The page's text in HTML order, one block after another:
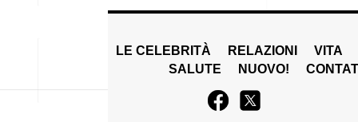
LE CELEBRITÀ RELAZIONI
VITA
SALUTE
NUOVO!